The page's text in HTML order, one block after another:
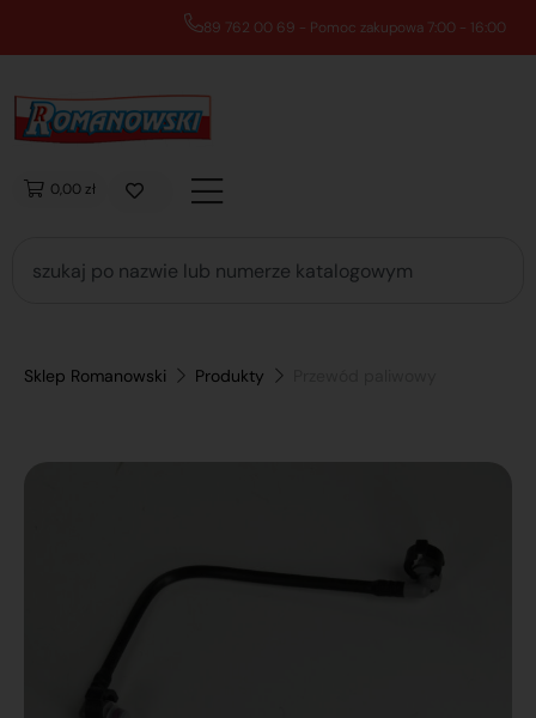
89 762 00 69 - Pomoc zakupowa 7:00 - 16:00
0,00 zł
Sklep Romanowski Produkty